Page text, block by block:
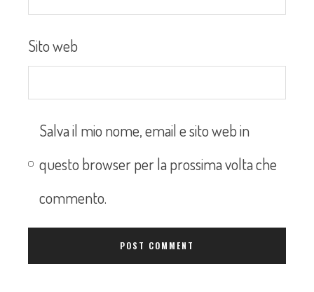
Sito web
Salva il mio nome, email e sito web in
questo browser per la prossima volta che
commento.